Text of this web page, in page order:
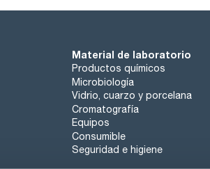
Material de laboratorio
Productos químicos
Microbiología
Vidrio, cuarzo y porcelana
Cromatografía
Equipos
Consumible
Seguridad e higiene